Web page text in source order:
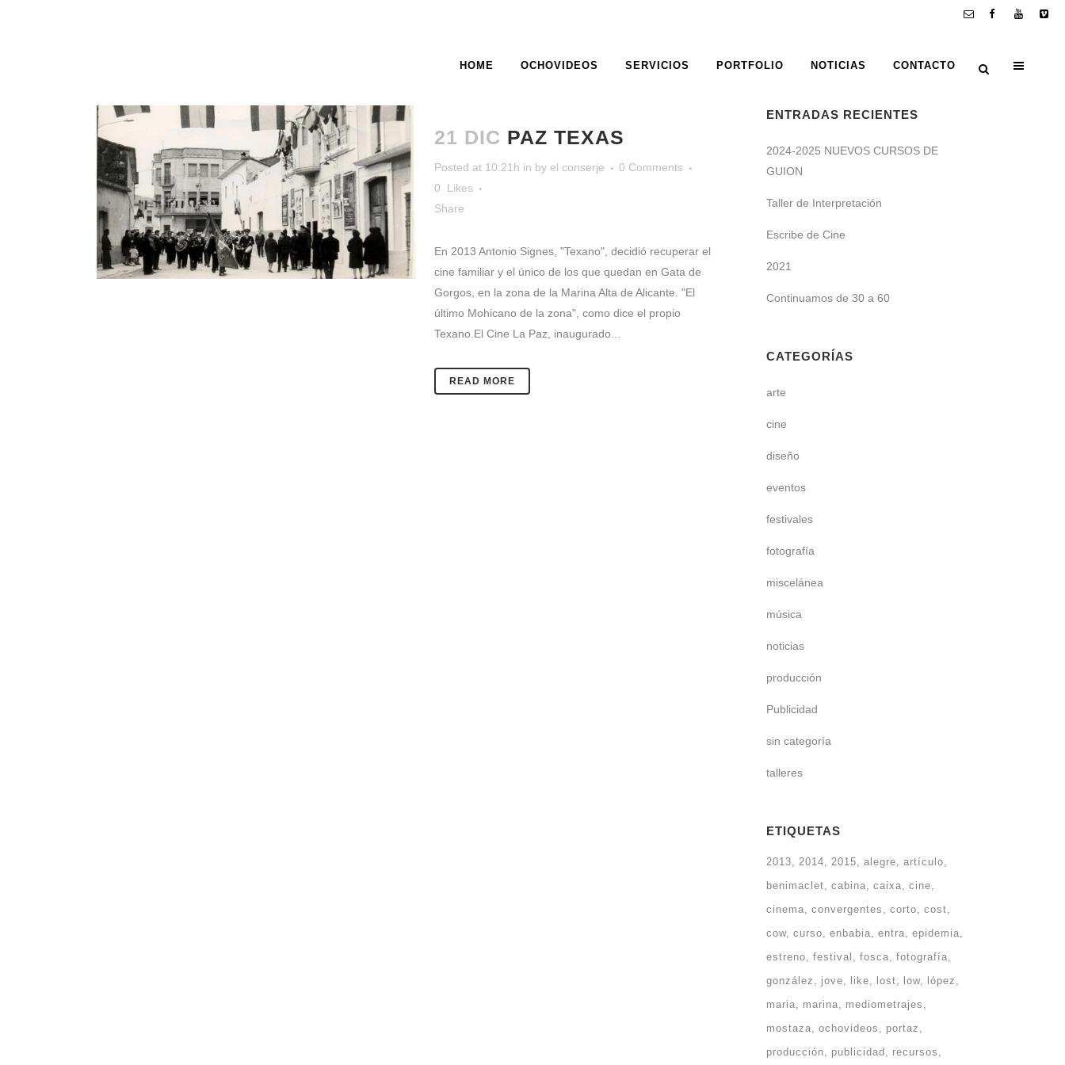
HOME OCHOVIDEOS SERVICIOS PORTFOLIO NOTICIAS CONTACTO
ARCHIVE
21 DIC PAZ TEXAS
Posted at 10:21h in by el conserje
0 Comments
0
Likes
Share
En 2013 Antonio Signes, "Texano", decidió recuperar el
cine familiar y el único de los que quedan en Gata de
Gorgos, en la zona de la Marina Alta de Alicante. "El
último Mohicano de la zona", como dice el propio
Texano.El Cine La Paz, inaugurado...
READ MORE
ENTRADAS RECIENTES
2024-2025 NUEVOS CURSOS DE
GUION
Taller de Interpretación
Escribe de Cine
2021
Continuamos de 30 a 60
CATEGORÍAS
arte
cine
diseño
eventos
festivales
fotografía
miscelánea
música
noticias
producción
Publicidad
sin categoría
talleres
ETIQUETAS
2013 2014 2015 alegre
artículo
benimaclet
cabina caixa
cine
cinema
convergentes corto
cost
cow curso enbabia entra
epidemia
estreno
festival fosca
fotografía
gonzález
jove like lost low
lópez
maria
marina
mediometrajes
mostaza
ochovideos
portaz
producción
publicidad recursos